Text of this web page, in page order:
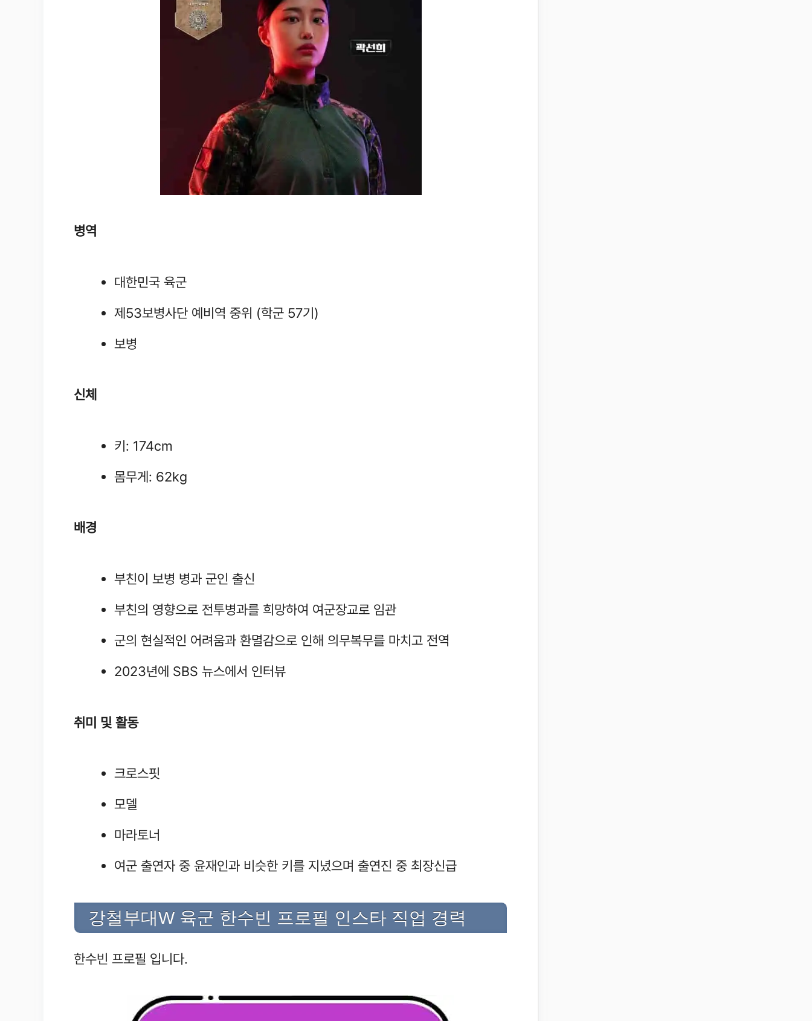
병역
대한민국 육군
제53보병사단 예비역 중위 (학군 57기)
보병
신체
키: 174cm
몸무게: 62kg
배경
부친이 보병 병과 군인 출신
부친의 영향으로 전투병과를 희망하여 여군장교로 임관
군의 현실적인 어려움과 환멸감으로 인해 의무복무를 마치고 전역
2023년에 SBS 뉴스에서 인터뷰
취미 및 활동
크로스핏
모델
마라토너
여군 출연자 중 윤재인과 비슷한 키를 지녔으며 출연진 중 최장신급
강철부대W 육군 한수빈 프로필 인스타 직업 경력
한수빈 프로필 입니다.